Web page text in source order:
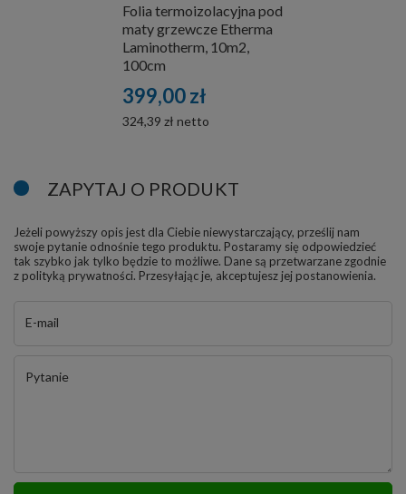
Folia termoizolacyjna pod
maty grzewcze Etherma
Laminotherm, 10m2,
100cm
399,00 zł
324,39 zł
ZAPYTAJ O PRODUKT
Jeżeli powyższy opis jest dla Ciebie niewystarczający, prześlij nam
swoje pytanie odnośnie tego produktu. Postaramy się odpowiedzieć
tak szybko jak tylko będzie to możliwe. Dane są przetwarzane zgodnie
z polityką prywatności. Przesyłając je, akceptujesz jej postanowienia.
E-mail
Pytanie